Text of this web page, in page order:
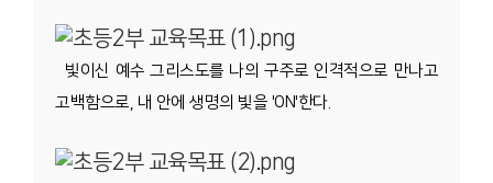
빛이신 예수 그리스도를 나의 구주로 인격적으로 만나고
고백함으로, 내 안에 생명의 빛을 'ON'한다.